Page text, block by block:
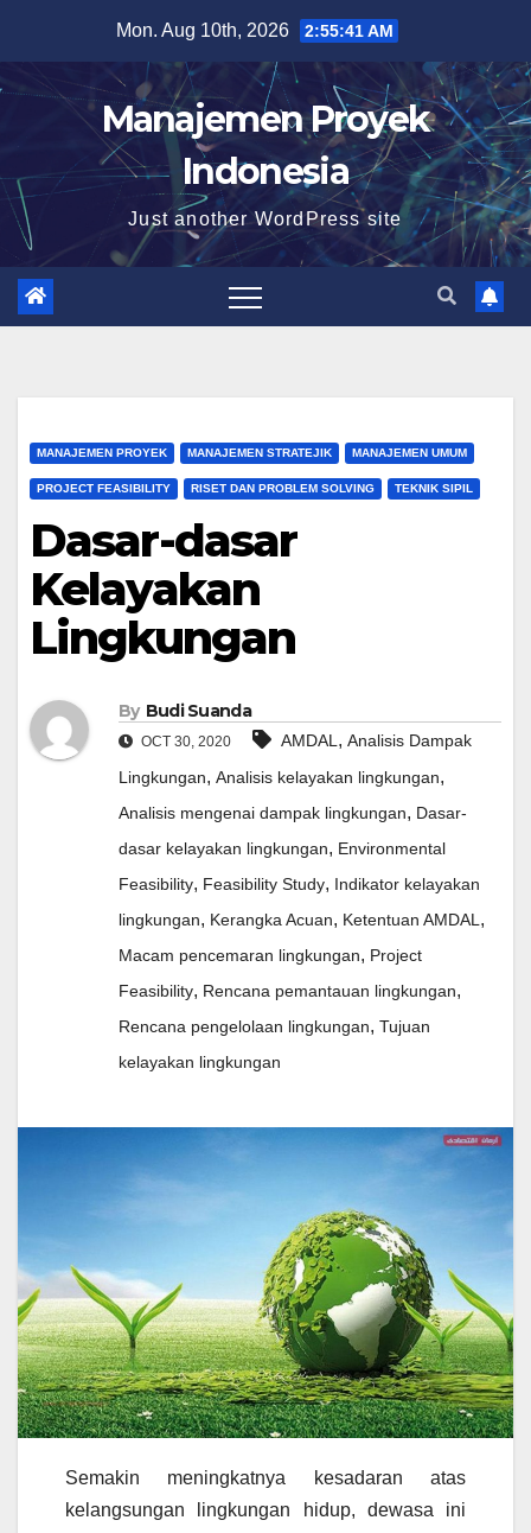
content
Mon. Aug 10th, 2026 2:55:42 AM
Manajemen Proyek
Indonesia
Just another WordPress site
MANAJEMEN PROYEK MANAJEMEN STRATEJIK MANAJEMEN UMUM
PROJECT FEASIBILITY RISET DAN PROBLEM SOLVING TEKNIK SIPIL
Dasar-dasar
Kelayakan
Lingkungan
By Budi Suanda
OCT 30, 2020 AMDAL, Analisis Dampak
Lingkungan, Analisis kelayakan lingkungan,
Analisis mengenai dampak lingkungan, Dasar-
dasar kelayakan lingkungan, Environmental
Feasibility, Feasibility Study, Indikator kelayakan
lingkungan, Kerangka Acuan, Ketentuan AMDAL,
Macam pencemaran lingkungan, Project
Feasibility, Rencana pemantauan lingkungan,
Rencana pengelolaan lingkungan, Tujuan
kelayakan lingkungan
Semakin meningkatnya kesadaran atas
kelangsungan lingkungan hidup, dewasa ini